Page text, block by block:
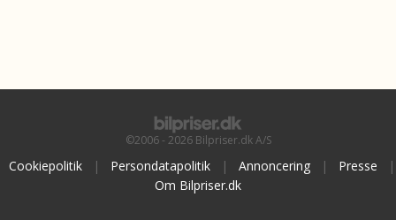
©2006 - 2026 Bilpriser.dk A/S
Cookiepolitik | Persondatapolitik | Annoncering | Presse
|
Om Bilpriser.dk